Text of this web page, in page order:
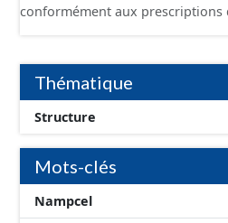
conformément aux prescriptions
Thématique
Structure
Mots-clés
Nampcel